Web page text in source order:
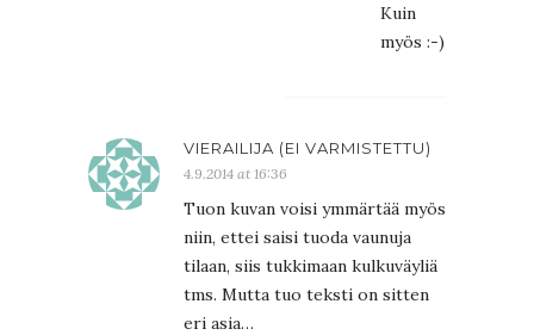
Kuin
myös :-)
VIERAILIJA (EI VARMISTETTU)
4.9.2014 at 16:36
Tuon kuvan voisi ymmärtää myös
niin, ettei saisi tuoda vaunuja
tilaan, siis tukkimaan kulkuväyliä
tms. Mutta tuo teksti on sitten
eri asia…